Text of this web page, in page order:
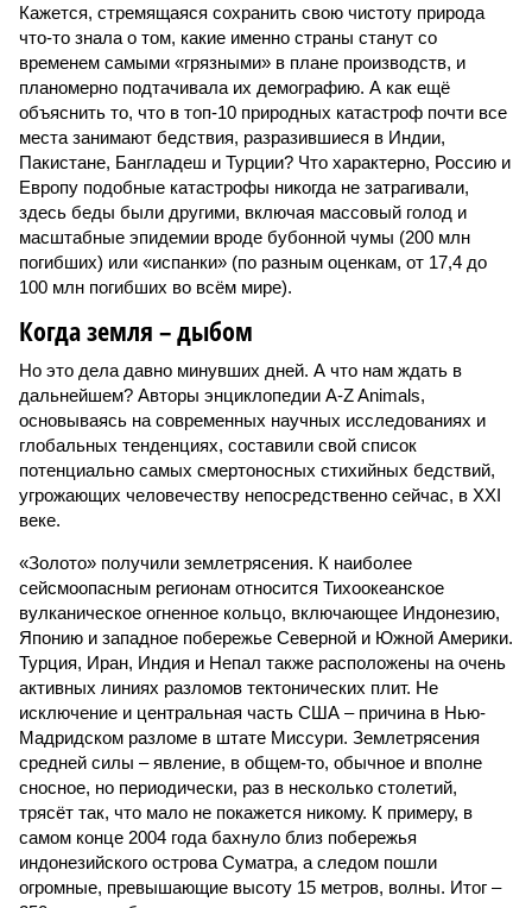
Кажется, стремящаяся сохранить свою чистоту природа
что-то знала о том, какие именно страны станут со
временем самыми «грязными» в плане производств, и
планомерно подтачивала их демографию. А как ещё
объяснить то, что в топ-10 природных катастроф почти все
места занимают бедствия, разразившиеся в Индии,
Пакистане, Бангладеш и Турции? Что характерно, Россию и
Европу подобные катастрофы никогда не затрагивали,
здесь беды были другими, включая массовый голод и
масштабные эпидемии вроде бубонной чумы (200 млн
погибших) или «испанки» (по разным оценкам, от 17,4 до
100 млн погибших во всём мире).
Когда земля – дыбом
Но это дела давно минувших дней. А что нам ждать в
дальнейшем? Авторы энциклопедии A-Z Animals,
основываясь на современных научных исследованиях и
глобальных тенденциях, составили свой список
потенциально самых смертоносных стихийных бедствий,
угрожающих человечеству непосредственно сейчас, в XXI
веке.
«Золото» получили землетрясения. К наиболее
сейсмоопасным регионам относится Тихоокеанское
вулканическое огненное кольцо, включающее Индонезию,
Японию и западное побережье Северной и Южной Америки.
Турция, Иран, Индия и Непал также расположены на очень
активных линиях разломов тектонических плит. Не
исключение и центральная часть США – причина в Нью-
Мадридском разломе в штате Миссури. Землетрясения
средней силы – явление, в общем-то, обычное и вполне
сносное, но периодически, раз в несколько столетий,
трясёт так, что мало не покажется никому. К примеру, в
самом конце 2004 года бахнуло близ побережья
индонезийского острова Суматра, а следом пошли
огромные, превышающие высоту 15 метров, волны. Итог –